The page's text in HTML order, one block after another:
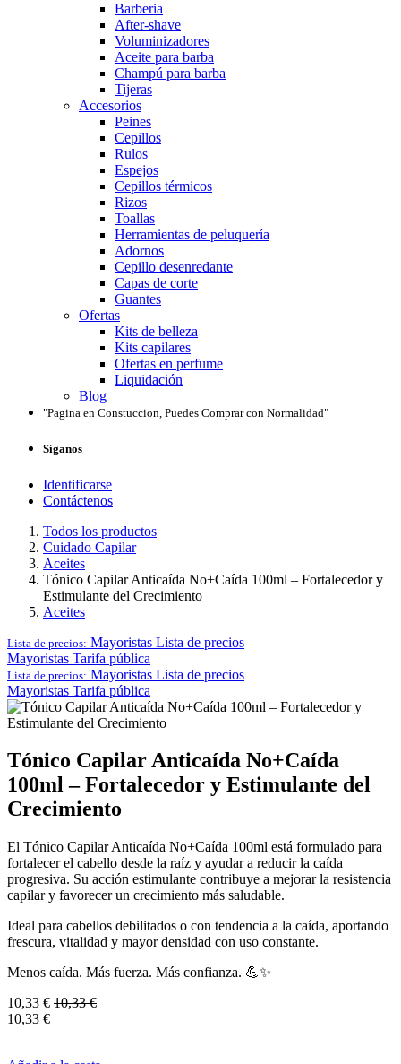
Barberia
After-shave
Voluminizadores
Aceite para barba
Champú para barba
Tijeras
Accesorios
Peines
Cepillos
Rulos
Espejos
Cepillos térmicos
Rizos
Toallas
Herramientas de peluquería
Adornos
Cepillo desenredante
Capas de corte
Guantes
Ofertas
Kits de belleza
Kits capilares
Ofertas en perfume
Liquidación
Blog
"Pagina en Constuccion, Puedes Comprar con Normalidad"
Síganos
Identificarse
Contáctenos
Todos los productos
Cuidado Capilar
Aceites
Tónico Capilar Anticaída No+Caída 100ml – Fortalecedor y
Estimulante del Crecimiento
Aceites
Lista de precios: Mayoristas Lista de precios
Mayoristas Tarifa pública
Lista de precios: Mayoristas Lista de precios
Mayoristas Tarifa pública
Tónico Capilar Anticaída No+Caída
100ml – Fortalecedor y Estimulante del
Crecimiento
El Tónico Capilar Anticaída No+Caída 100ml está formulado para
fortalecer el cabello desde la raíz y ayudar a reducir la caída
progresiva. Su acción estimulante contribuye a mejorar la resistencia
capilar y favorecer un crecimiento más saludable.
Ideal para cabellos debilitados o con tendencia a la caída, aportando
frescura, vitalidad y mayor densidad con uso constante.
Menos caída. Más fuerza. Más confianza. 💪✨
10,33 € 10,33€
10,33 €